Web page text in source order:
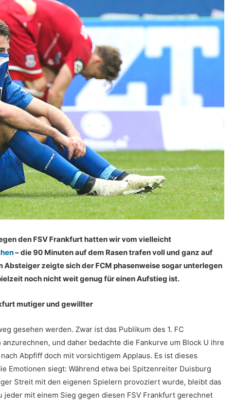
den FSV Frankfurt hatten wir vom vielleicht
– die 90 Minuten auf dem Rasen trafen voll und ganz auf
Absteiger zeigte sich der FCM phasenweise sogar unterlegen
noch nicht weit genug für einen Aufstieg ist.
mutiger und gewillter
gesehen werden. Zwar ist das Publikum des 1. FC
und daher bedachte die Fankurve um Block U ihre
Abpfiff doch mit vorsichtigem Applaus. Es ist dieses
Emotionen siegt: Während etwa bei Spitzenreiter Duisburg
Streit mit den eigenen Spielern provoziert wurde, bleibt das
jeder mit einem Sieg gegen diesen FSV Frankfurt gerechnet